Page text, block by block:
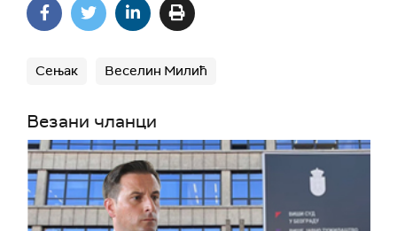
Сењак Веселин Милић
Везани чланци